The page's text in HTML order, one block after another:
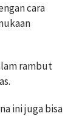
cara
rambut
ini juga bisa